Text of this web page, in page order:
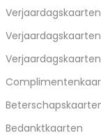
Verjaardagskaarten
Bedanktkaarten